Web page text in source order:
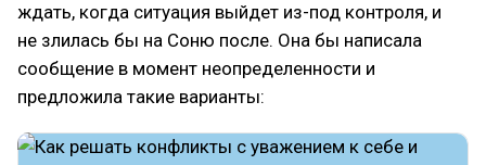
ждать, когда ситуация выйдет из-под контроля, и
не злилась бы на Соню после. Она бы написала
сообщение в момент неопределенности и
предложила такие варианты: